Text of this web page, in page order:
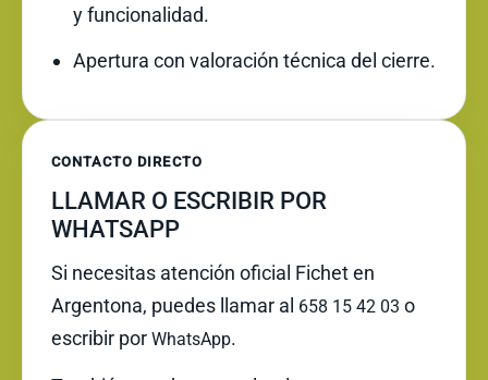
y funcionalidad.
Apertura con valoración técnica del cierre.
CONTACTO DIRECTO
LLAMAR O ESCRIBIR POR
WHATSAPP
Si necesitas atención oficial Fichet en
Argentona, puedes llamar al 658 15 42 03 o
escribir por WhatsApp.